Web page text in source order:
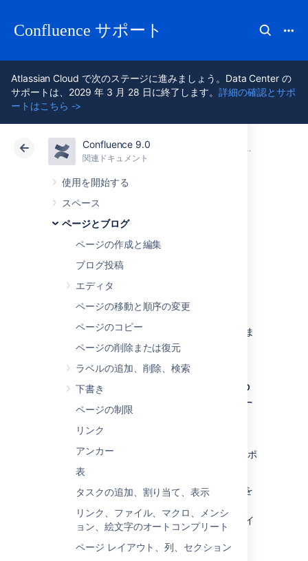
Confluence サポート
Atlassian Cloud で次のステージに進みましょう。Data Center の
サポートは、2029 年 3 月 28 日に終了します。詳細の確認とサポ
ートはこちら ->
Confluence 9.0
関連ドキュメント
使用を開始する
スペース
ページとブログ
ページの作成と編集
ブログ投稿
エディタ
ページの移動と順序の変更
ページのコピー
ページの削除または復元
ラベルの追加、削除、検索
下書き
ページの制限
リンク
アンカー
表
タスクの追加、割り当て、表示
リンク、ファイル、マクロ、メンシ
ョン、絵文字のオートコンプリート
ページ レイアウト、列、セクション
アトラシアン サポート ページとブロ
クラウド Data Center 9.0
コンテンツを
Confluence にイン
ポートする
Confluence にインポートする方法は多数ありま
他の Confluence サイトから
コンテンツをインポートす
他の Confluence サイトからコンテンツをインポ
ートするには：
Confluence サイト全体のバックアップを
個々のスペースの XML エクスポートをイ
ンポートする。ページ履歴、添付ファイ
ル、ページ コンテンツが復元されます。